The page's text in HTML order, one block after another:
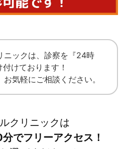
ニックは、診察を『24時
けております！
気軽にご相談ください。
クリニックは
でフリーアクセス！